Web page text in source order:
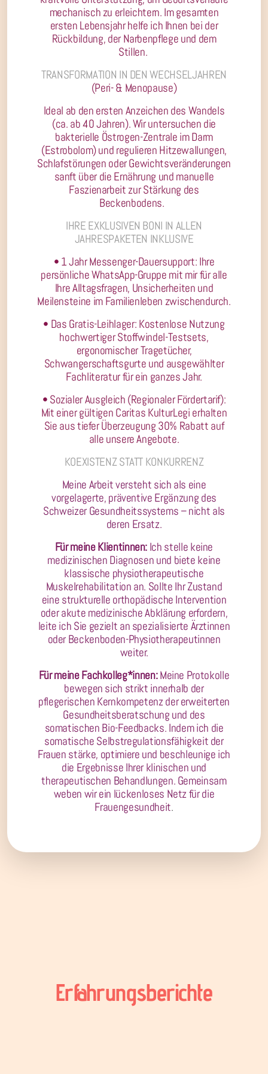
mechanisch zu erleichtern. Im gesamten
ersten Lebensjahr helfe ich Ihnen bei der
Rückbildung, der Narbenpflege und dem
Stillen.
TRANSFORMATION IN DEN WECHSELJAHREN
(Peri- & Menopause)
Ideal ab den ersten Anzeichen des Wandels
(ca. ab 40 Jahren). Wir untersuchen die
bakterielle Östrogen-Zentrale im Darm
(Estrobolom) und regulieren Hitzewallungen,
Schlafstörungen oder Gewichtsveränderungen
sanft über die Ernährung und manuelle
Faszienarbeit zur Stärkung des
Beckenbodens.
IHRE EXKLUSIVEN BONI IN ALLEN
JAHRESPAKETEN INKLUSIVE
• 1 Jahr Messenger-Dauersupport: Ihre
persönliche WhatsApp-Gruppe mit mir für alle
Ihre Alltagsfragen, Unsicherheiten und
Meilensteine im Familienleben zwischendurch.
• Das Gratis-Leihlager: Kostenlose Nutzung
hochwertiger Stoffwindel-Testsets,
ergonomischer Tragetücher,
Schwangerschaftsgurte und ausgewählter
Fachliteratur für ein ganzes Jahr.
• Sozialer Ausgleich (Regionaler Fördertarif):
Mit einer gültigen Caritas KulturLegi erhalten
Sie aus tiefer Überzeugung 30% Rabatt auf
alle unsere Angebote.
KOEXISTENZ STATT KONKURRENZ
Meine Arbeit versteht sich als eine
vorgelagerte, präventive Ergänzung des
Schweizer Gesundheitssystems – nicht als
deren Ersatz.
Für meine Klientinnen: Ich stelle keine
medizinischen Diagnosen und biete keine
klassische physiotherapeutische
Muskelrehabilitation an. Sollte Ihr Zustand
eine strukturelle orthopädische Intervention
oder akute medizinische Abklärung erfordern,
leite ich Sie gezielt an spezialisierte Ärztinnen
oder Beckenboden-Physiotherapeutinnen
weiter.
Für meine Fachkolleg*innen:Meine Protokolle
bewegen sich strikt innerhalb der
pflegerischen Kernkompetenz der erweiterten
Gesundheitsberatschung und des
somatischen Bio-Feedbacks. Indem ich die
somatische Selbstregulationsfähigkeit der
Frauen stärke, optimiere und beschleunige ich
die Ergebnisse Ihrer klinischen und
therapeutischen Behandlungen. Gemeinsam
weben wir ein lückenloses Netz für die
Frauengesundheit.
Erfahrungsberichte